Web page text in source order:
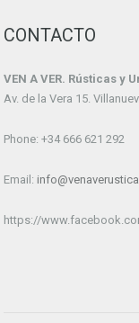
CONTACTO
VEN A VER. Rústicas y
Av. de la Vera 15.
Phone: +34 666 621 292
Email:
https://